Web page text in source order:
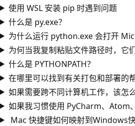
使用 WSL 安装 pip 时遇到问题
什么是 py.exe？
为什么运行 python.exe 会打开
为何当我复制粘贴文件路径时，它
什么是 PYTHONPATH？
在哪里可以找到有关打包和部署的
如果需要跨不同计算机工作，该怎
如果我习惯使用 PyCharm、Atom
Mac 快捷键如何映射到Windows快